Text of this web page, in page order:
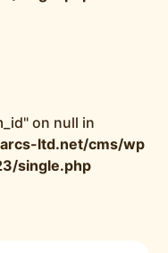
on null in
ltd.net/cms/wp
single.php